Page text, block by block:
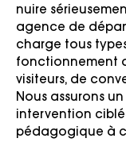
nuire
agence de
charge tous
fonctionnement
visiteurs, de
Nous assurons
intervention
pédagogique à